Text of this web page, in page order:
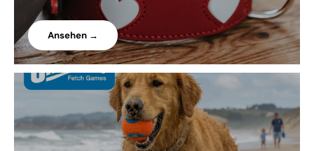
Ansehen →